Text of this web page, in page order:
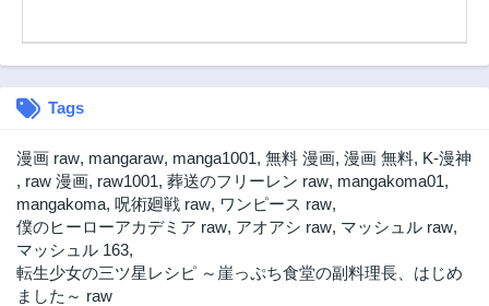
Tags
漫画 raw, mangaraw, manga1001, 無料 漫画, 漫画 無料, K-漫神
, raw 漫画, raw1001, 葬送のフリーレン raw, mangakoma01,
mangakoma, 呪術廻戦 raw, ワンピース raw,
僕のヒーローアカデミア raw, アオアシ raw, マッシュル raw,
マッシュル 163,
転生少女の三ツ星レシピ ～崖っぷち食堂の副料理長、はじめ
ました～ raw